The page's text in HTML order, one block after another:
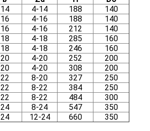
14 4-14 188
140
16 4-16 188
140
16 4-16 212
140
18 4-18 285
160
18 4-18 246
160
20 4-20 252
200
20 4-20 308
200
22 8-20 327
250
22 8-22 384
250
22 8-22 484
300
24 8-24 547
350
24 12-24 660 350